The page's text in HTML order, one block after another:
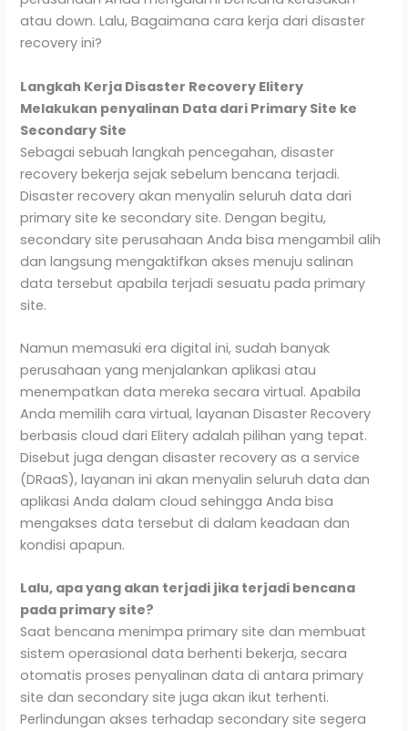
atau down. Lalu, Bagaimana cara kerja dari disaster
recovery ini?
Langkah Kerja Disaster Recovery Elitery
Melakukan penyalinan Data dari Primary Site ke
Secondary Site
Sebagai sebuah langkah pencegahan, disaster
recovery bekerja sejak sebelum bencana terjadi.
Disaster recovery akan menyalin seluruh data dari
primary site ke secondary site. Dengan begitu,
secondary site perusahaan Anda bisa mengambil alih
dan langsung mengaktifkan akses menuju salinan
data tersebut apabila terjadi sesuatu pada primary
site.
Namun memasuki era digital ini, sudah banyak
perusahaan yang menjalankan aplikasi atau
menempatkan data mereka secara virtual. Apabila
Anda memilih cara virtual, layanan Disaster Recovery
berbasis cloud dari Elitery adalah pilihan yang tepat.
Disebut juga dengan disaster recovery as a service
(DRaaS), layanan ini akan menyalin seluruh data dan
aplikasi Anda dalam cloud sehingga Anda bisa
mengakses data tersebut di dalam keadaan dan
kondisi apapun.
Lalu, apa yang akan terjadi jika terjadi bencana
pada primary site?
Saat bencana menimpa primary site dan membuat
sistem operasional data berhenti bekerja, secara
otomatis proses penyalinan data di antara primary
site dan secondary site juga akan ikut terhenti.
Perlindungan akses terhadap secondary site segera